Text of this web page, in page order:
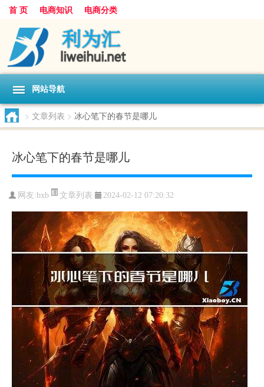
首 页 电商知识 电商分类
网站导航
> 文章列表 > 冰心笔下的春节是哪儿
冰心笔下的春节是哪儿
网友:bxb 文章列表 2024-02-12 07:20:32